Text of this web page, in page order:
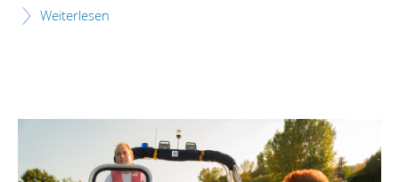
Weiterlesen